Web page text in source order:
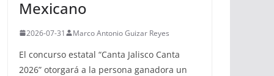
Mexicano
2026-07-31 Marco Antonio Guizar Reyes
El concurso estatal “Canta Jalisco Canta
2026” otorgará a la persona ganadora un